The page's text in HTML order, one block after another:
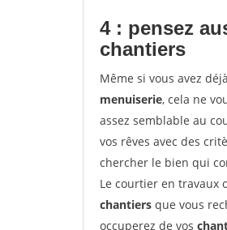
4 : pensez
chantiers
Même si vous avez
menuiserie, cela ne
assez semblable au
vos rêves avec des
chercher le bien qui
Le courtier en travaux
chantiers que vous
occuperez de vos